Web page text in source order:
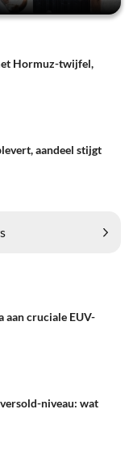
Hormuz-twijfel,
aandeel stijgt
aan cruciale EUV-
niveau: wat